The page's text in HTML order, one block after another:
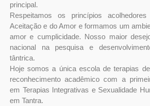
principal.
Respeitamos os princípios
Aceitação e do Amor e formamos um
amor e cumplicidade. Nosso maior
nacional na pesquisa e
tântrica.
Hoje somos a única escola de terapias
reconhecimento acadêmico com a
em Terapias Integrativas e Sexualidade
em Tantra.